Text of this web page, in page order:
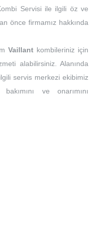
Servisi ile ilgili öz ve
önce firmamız hakkında
Vaillant kombileriniz için
alabilirsiniz. Alanında
servis merkezi ekibimiz
ve onarımını